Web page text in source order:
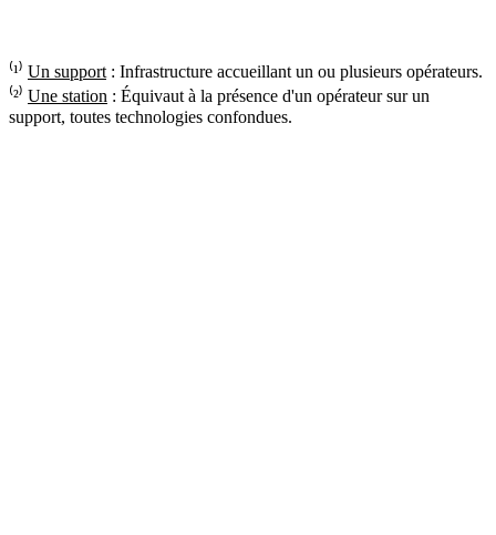
⁽¹⁾ Un support : Infrastructure accueillant un ou plusieurs opérateurs.
⁽²⁾ Une station : Équivaut à la présence d'un opérateur sur un
support, toutes technologies confondues.